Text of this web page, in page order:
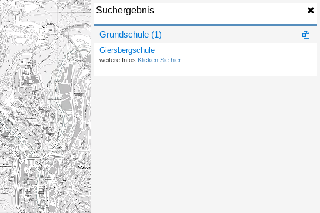
Suchergebnis
Grundschule (1)
Giersbergschule
weitere Infos Klicken Sie hier